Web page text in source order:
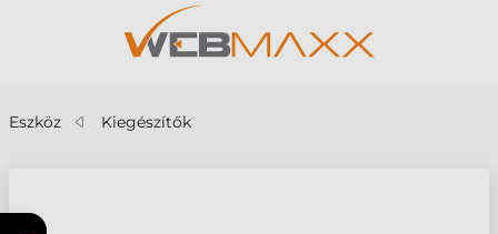
Eszköz Kiegészítők